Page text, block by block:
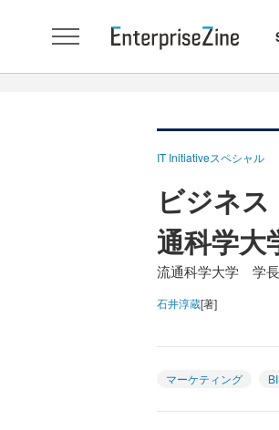
IT Initiativeスペシャル
ビジネ
通科学大
流通科学大学 学
石井淳蔵[著]
マーケティング BI